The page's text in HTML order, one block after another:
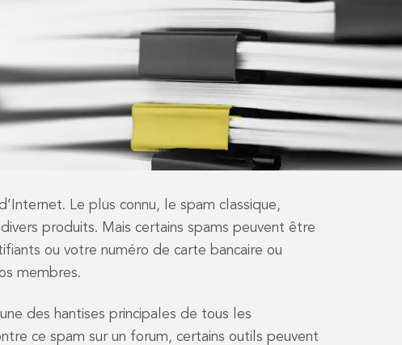
Le plus connu, le spam classique,
produits. Mais certains spams peuvent être
ou votre numéro de carte bancaire ou
membres.
des hantises principales de tous les
ce spam sur un forum, certains outils peuvent